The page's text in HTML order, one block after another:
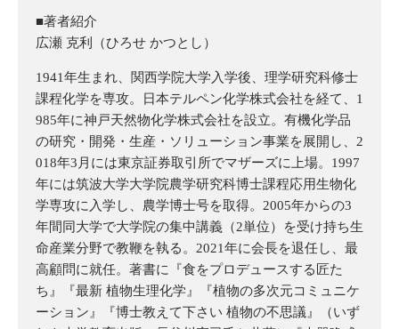
■著者紹介
広瀬 克利（ひろせ かつとし）
1941年生まれ、関西学院大学入学後、理学研究科修士
課程化学を専攻。日本テルペン化学株式会社を経て、1
985年に神戸天然物化学株式会社を設立。有機化学品
の研究・開発・生産・ソリューション事業を展開し、2
018年3月には東京証券取引所でマザーズに上場。1997
年には筑波大学大学院農学研究科博士課程応用生物化
学専攻に入学し、農学博士号を取得。2005年からの3
年間同大学で大学院の集中講義（2単位）を受け持ち生
命産業分野で教鞭を執る。2021年に会長を退任し、最
高顧問に就任。著書に『食をプロデュースする匠た
ち』『最新 植物生理化学』『植物の多次元コミュニケ
ーション』『博士教えて下さい 植物の不思議』（いず